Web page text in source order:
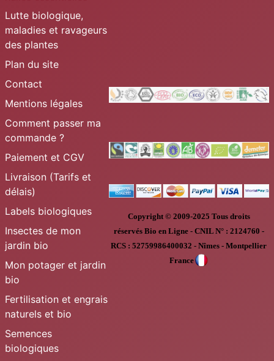
Lutte biologique,
maladies et ravageurs
des plantes
Plan du site
Contact
Mentions légales
Comment passer ma
commande ?
Paiement et CGV
Livraison (Tarifs et
délais)
Labels biologiques
Insectes de mon
jardin bio
Mon potager et jardin
bio
Fertilisation et engrais
naturels et bio
Semences
biologiques
Copyright © 2009-2025 Tous droits
réservésBio en Ligne - CNIL N° : 2124760 -
RCS : 52759986400032 - Nîmes - Montpellier
France